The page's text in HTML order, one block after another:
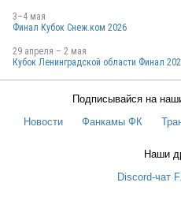
3–4 мая
Финал Кубок Снеж.ком 2026
29 апреля – 2 мая
Кубок Ленинградской области Финал
Подписывайся на
Новости
Фанкамы ФК
Наши
Discord-чат